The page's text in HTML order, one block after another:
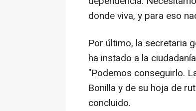
donde viva, y para eso
Por último, la secretaria
ha instado a la
"Podemos conseguirlo.
Bonilla y de su hoja de
concluido.